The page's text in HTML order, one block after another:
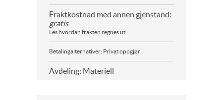
Fraktkostnad med annen gjenstand:
gratis
Les hvordan frakten regnes ut
Betalingalternativer: Privat oppgjør
Avdeling: Materiell